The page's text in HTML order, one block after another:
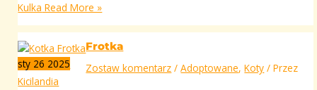
Kulka Read More »
sty 26 2025
Frotka
Zostaw komentarz /Adoptowane,Koty / Przez
Kicilandia